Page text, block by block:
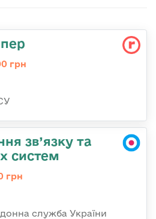
грн
зв’язку та
систем
грн
служба України